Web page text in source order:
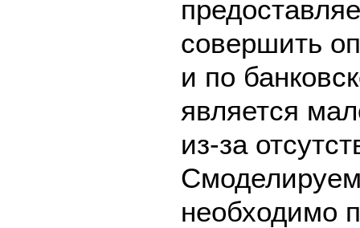
совершить
и по
является
из-за
необходимо